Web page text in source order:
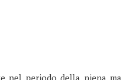
periodo della piena